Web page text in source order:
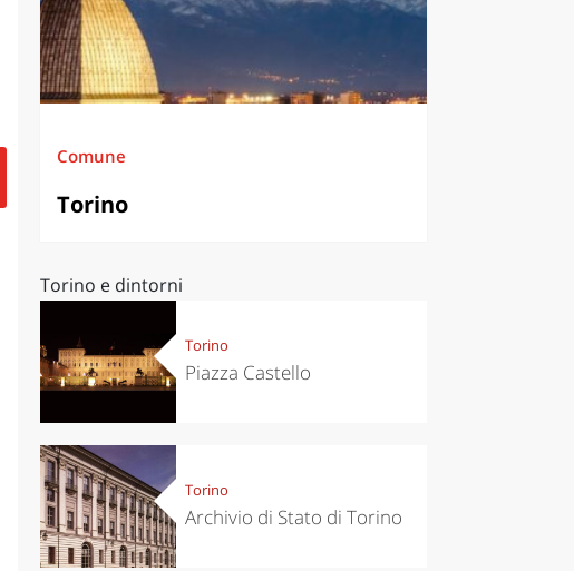
Comune
Torino
Torino e dintorni
Torino
Piazza Castello
Torino
Archivio di Stato di Torino